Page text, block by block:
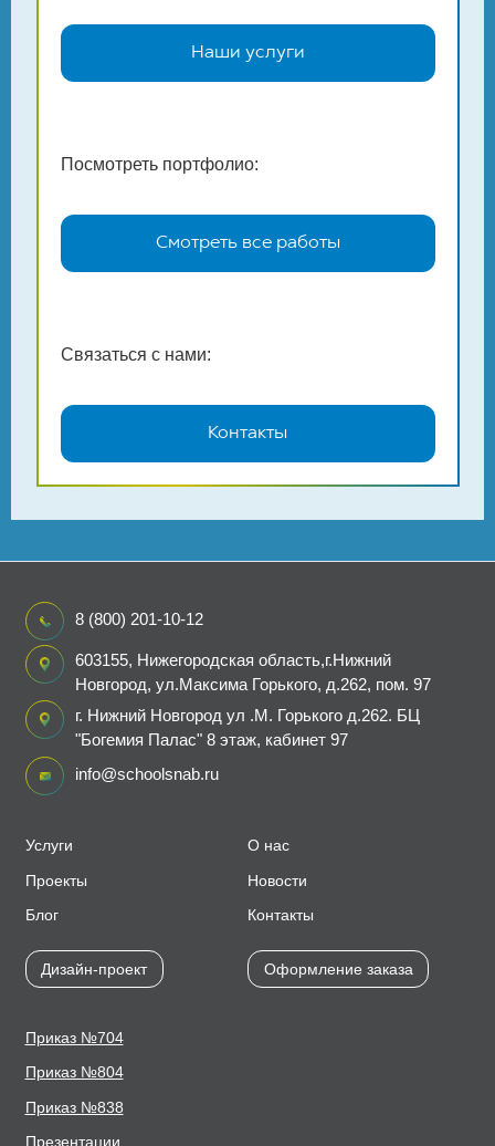
Наши услуги
Посмотреть портфолио:
Смотреть все работы
Связаться с нами:
Контакты
Услуги
Проекты
Блог
Дизайн-проект
О нас
Новости
Контакты
Оформление заказа
Приказ №704
Приказ №804
Приказ №838
Презентации
8 (800) 201-10-12
603155, Нижегородская область,г.Нижний
Новгород, ул.Максима Горького, д.262, пом. 97
г. Нижний Новгород ул .М. Горького д.262. БЦ
"Богемия Палас" 8 этаж, кабинет 97
info@schoolsnab.ru